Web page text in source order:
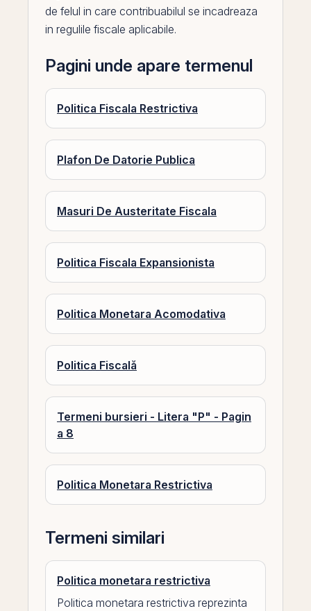
de felul in care contribuabilul se incadreaza
in regulile fiscale aplicabile.
Pagini unde apare termenul
Politica Fiscala Restrictiva
Plafon De Datorie Publica
Masuri De Austeritate Fiscala
Politica Fiscala Expansionista
Politica Monetara Acomodativa
Politica Fiscală
Termeni bursieri - Litera "P" - Pagin
a 8
Politica Monetara Restrictiva
Termeni similari
Politica monetara restrictiva
Politica monetara restrictiva reprezinta